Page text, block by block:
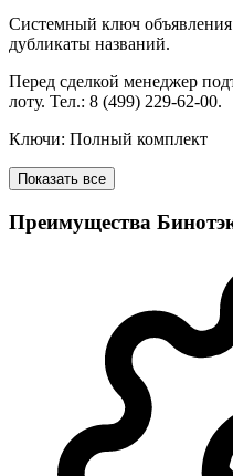
Системный ключ
дубликаты названий.
Перед сделкой менеджер
лоту. Тел.: 8 (499) 229-62-00.
Ключи: Полный комплект
Показать все
Преимущества